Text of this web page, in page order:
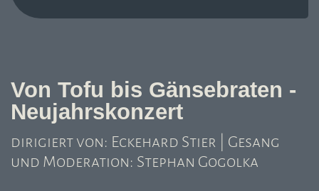
Von Tofu bis Gänsebraten -
Neujahrskonzert
dirigiert von: Eckehard Stier | Gesang
und Moderation: Stephan Gogolka